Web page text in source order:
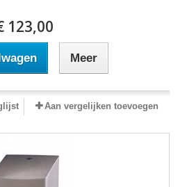
123,00
Meer
Aan vergelijken toevoegen